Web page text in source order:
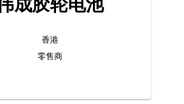
成胶轮电池
香港
零售商